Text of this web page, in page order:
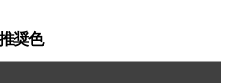
奨色